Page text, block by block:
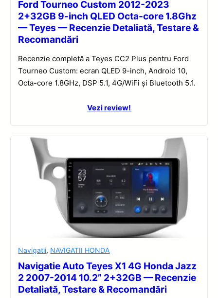
Ford Tourneo Custom 2012-2023
2+32GB 9-inch QLED Octa-core 1.8Ghz
— Teyes — Recenzie Detaliată, Testare &
Recomandări
Recenzie completă a Teyes CC2 Plus pentru Ford
Tourneo Custom: ecran QLED 9-inch, Android 10,
Octa-core 1.8GHz, DSP 5.1, 4G/WiFi și Bluetooth 5.1.
Vezi review!
Navigatii, NAVIGATII HONDA
Navigatie Auto Teyes X1 4G Honda Jazz
2 2007-2014 10.2” 2+32GB — Recenzie
Detaliată, Testare & Recomandări